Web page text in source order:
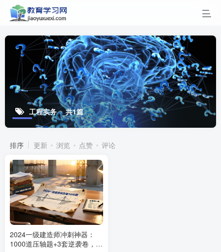
工程实务 共1篇
排序 更新 浏览 点赞 评论
2024一级建造师冲刺神器：
1000道压轴题+3套逆袭卷，逆